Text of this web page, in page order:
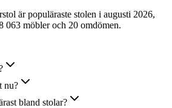
är populäraste stolen i augusti 2026,
063 möbler och 20 omdömen.
nu?
bland stolar?